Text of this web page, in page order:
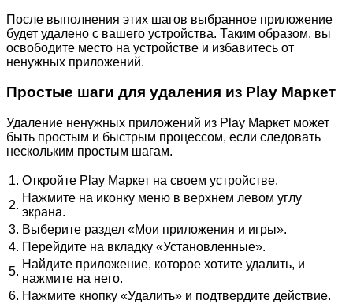
После выполнения этих шагов выбранное приложение
будет удалено с вашего устройства. Таким образом, вы
освободите место на устройстве и избавитесь от
ненужных приложений.
Простые шаги для удаления из Play Маркет
Удаление ненужных приложений из Play Маркет может
быть простым и быстрым процессом, если следовать
нескольким простым шагам.
1. Откройте Play Маркет на своем устройстве.
2.
Нажмите на иконку меню в верхнем левом углу
экрана.
3. Выберите раздел «Мои приложения и игры».
4. Перейдите на вкладку «Установленные».
5.
Найдите приложение, которое хотите удалить, и
нажмите на него.
6. Нажмите кнопку «Удалить» и подтвердите действие.